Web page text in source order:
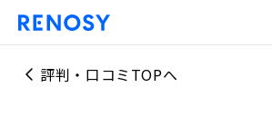
評判・口コミTOPへ